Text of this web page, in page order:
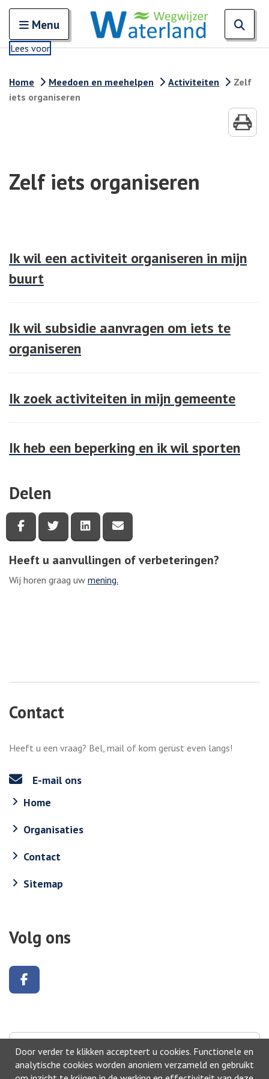
Door verder te klikken accepteert u cookies. Functionele en
analytische cookies worden anoniem verzameld en gebruikt
Open en sluit het
Menu
Lees voor
Home Meedoen en meehelpen Activiteiten
Zelf
iets organiseren
Zelf iets organiseren
Ik wil een activiteit organiseren in mijn
buurt
Ik wil subsidie aanvragen om iets te
organiseren
Ik zoek activiteiten in mijn gemeente
Ik heb een beperking en ik wil sporten
Delen
Deel deze pagina via Facebook
Deel deze pagina via Twitter
Deel deze pagina via LinkedIn
Heeft u aanvullingen of verbeteringen?
Wij horen graag uw mening.
Contact
Heeft u een vraag? Bel, mail of kom gerust even langs!
E-mail ons
Home
Organisaties
Contact
Sitemap
Volg ons
Naar boven